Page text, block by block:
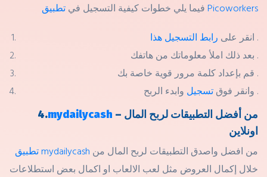
فيما يلي خطوات كيفية التسجيل في تطبيق Picoworkers
انقر على رابط التسجيل هذا
.
بعد ذلك املأ معلوماتك من هاتفك .
قم بإعداد كلمة مرور قوية خاصة بك .
وانقر فوق تسجيل وابدء الربح .
4.mydailycash – من أفضل التطبيقات لربح المال
اونلاين
تطبيق mydailycash
خلال إكمال العروض مثل لعب الالعاب او اكمال بعض استطلاعات